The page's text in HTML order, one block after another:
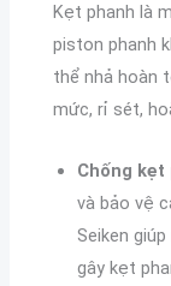
Kẹt phanh là
piston phanh
thể nhả hoàn
mức, rỉ sét,
Chống kẹt
và bảo vệ
Seiken
gây kẹt